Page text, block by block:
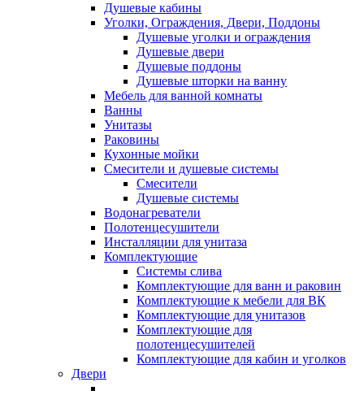
Душевые кабины
Уголки, Ограждения, Двери, Поддоны
Душевые уголки и ограждения
Душевые двери
Душевые поддоны
Душевые шторки на ванну
Мебель для ванной комнаты
Ванны
Унитазы
Раковины
Кухонные мойки
Смесители и душевые системы
Смесители
Душевые системы
Водонагреватели
Полотенцесушители
Инсталляции для унитаза
Комплектующие
Системы слива
Комплектующие для ванн и раковин
Комплектующие к мебели для ВК
Комплектующие для унитазов
Комплектующие для
полотенцесушителей
Комплектующие для кабин и уголков
Двери